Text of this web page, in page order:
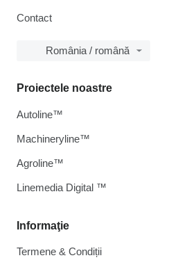
Contact
România / română
Informaţie
Termene & Condiții
Proiectele noastre
Autoline™
Machineryline™
Agroline™
Linemedia Digital ™